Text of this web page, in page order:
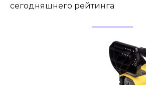
сегодняшнего рейтинга